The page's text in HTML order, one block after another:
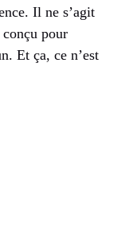
Il ne s’agit
conçu pour
Et ça, ce n’est